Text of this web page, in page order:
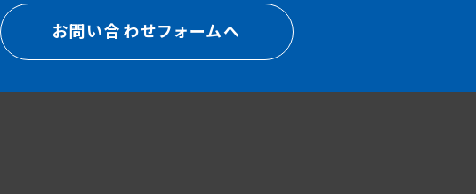
お問い合わせフォームへ